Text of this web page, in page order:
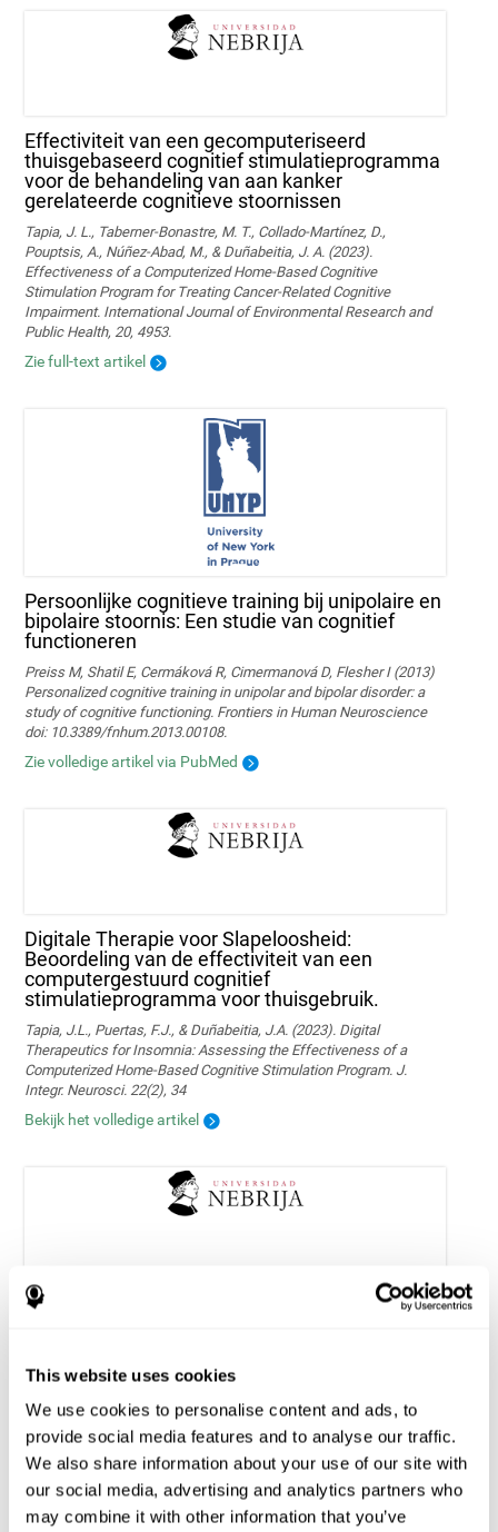
This website uses cookies
We use cookies to personalise content and ads, to
provide social media features and to analyse our traffic.
We also share information about your use of our site with
our social media, advertising and analytics partners who
may combine it with other information that you’ve
Effectiviteit van een gecomputeriseerd
thuisgebaseerd cognitief stimulatieprogramma
voor de behandeling van aan kanker
gerelateerde cognitieve stoornissen
Tapia, J. L., Taberner-Bonastre, M. T., Collado-Martínez, D.,
Pouptsis, A., Núñez-Abad, M., & Duñabeitia, J. A. (2023).
Effectiveness of a Computerized Home-Based Cognitive
Stimulation Program for Treating Cancer-Related Cognitive
Impairment. International Journal of Environmental Research and
Public Health, 20, 4953.
Zie full-text artikel
Persoonlijke cognitieve training bij unipolaire en
bipolaire stoornis: Een studie van cognitief
functioneren
Preiss M, Shatil E, Cermáková R, Cimermanová D, Flesher I (2013)
Personalized cognitive training in unipolar and bipolar disorder: a
study of cognitive functioning. Frontiers in Human Neuroscience
doi: 10.3389/fnhum.2013.00108.
Zie volledige artikel via PubMed
Digitale Therapie voor Slapeloosheid:
Beoordeling van de effectiviteit van een
computergestuurd cognitief
stimulatieprogramma voor thuisgebruik.
Tapia, J.L., Puertas, F.J., & Duñabeitia, J.A. (2023). Digital
Therapeutics for Insomnia: Assessing the Effectiveness of a
Computerized Home-Based Cognitive Stimulation Program. J.
Integr. Neurosci. 22(2), 34
Bekijk het volledige artikel
Het Verbeteren van Uitvoerende Functies bij
Pediatrische Epilepsie: Haalbaarheid en
Tapia, J. L., Aras, L. M., & Duñabeitia, J. A. (2024). Enhancing
Executive Functions in Pediatric Epilepsy: Feasibility and Efficacy
of a Computerized Cognitive Training Program. Children, 11(4), 484.
https://doi.org/10.3390/children11040484